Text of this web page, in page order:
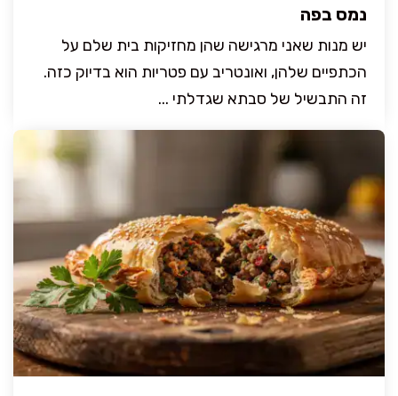
נמס בפה
יש מנות שאני מרגישה שהן מחזיקות בית שלם על
הכתפיים שלהן, ואונטריב עם פטריות הוא בדיוק כזה.
זה התבשיל של סבתא שגדלתי ...